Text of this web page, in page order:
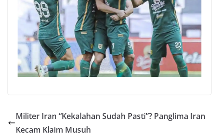
Militer Iran “Kekalahan Sudah Pasti”? Panglima Iran
Kecam Klaim Musuh